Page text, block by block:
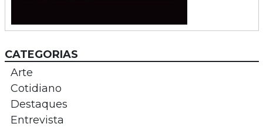
CATEGORIAS
Arte
Cotidiano
Destaques
Entrevista